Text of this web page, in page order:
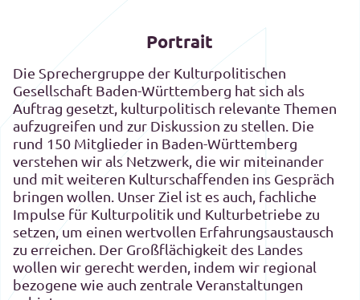
Portrait
Die Sprechergruppe der Kulturpolitischen
Gesellschaft Baden-Württemberg hat sich als
Auftrag gesetzt, kulturpolitisch relevante Themen
aufzugreifen und zur Diskussion zu stellen. Die
rund 150 Mitglieder in Baden-Württemberg
verstehen wir als Netzwerk, die wir miteinander
und mit weiteren Kulturschaffenden ins Gespräch
bringen wollen. Unser Ziel ist es auch, fachliche
Impulse für Kulturpolitik und Kulturbetriebe zu
setzen, um einen wertvollen Erfahrungsaustausch
zu erreichen. Der Großflächigkeit des Landes
wollen wir gerecht werden, indem wir regional
bezogene wie auch zentrale Veranstaltungen